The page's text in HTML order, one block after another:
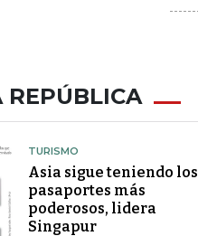
REPÚBLICA
TURISMO
Asia sigue teniendo los
pasaportes más
poderosos, lidera
Singapur